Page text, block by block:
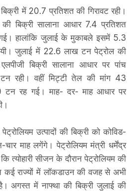
में 20.7 प्रतिशत की गिरावट रही।
बिक्री सालाना आधार 7.4 प्रतिशत
हालांकि जुलाई के मुकाबले इसमें 5.3
जुलाई में 22.6 लाख टन पेट्रोल की
बिक्री सालाना आधार पर पांच
रही। वहीं मिट्टी तेल की मांग 43
रह गई। माह- दर- माह आधार पर
उत्पादों की बिक्री को कोविड-
माह लगेंगे। पेट्रोलियम मंत्री धर्मेंद्र
त्योहारी सीजन के दौरान पेट्रोलियम की
कई राज्यों में लॉकडाउन की वजह से अभी
है। अगस्त में नाफ्था की बिक्री जुलाई की